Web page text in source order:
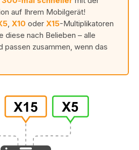
auf Ihrem Mobilgerät!
X10 oder X15-Multiplikatoren
diese nach Belieben – alle
passen zusammen, wenn das